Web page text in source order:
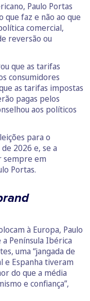
Paulo Portas
que faz e não ao que
comercial,
reversão ou
que as tarifas
consumidores
as tarifas impostas
pagas pelos
aos políticos
para o
2026 e, se a
sempre em
Portas.
à Europa, Paulo
Península Ibérica
uma “jangada de
e Espanha tiveram
do que a média
e confiança”,